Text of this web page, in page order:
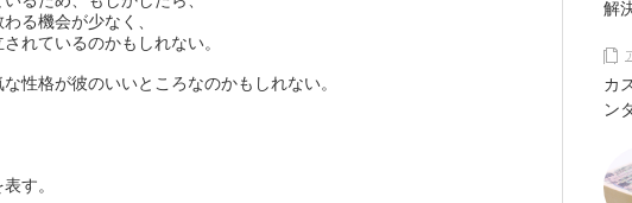
る機会が少なく、
れているのかもしれない。
性格が彼のいいところなのかもしれない。
す。
解
カ
ン